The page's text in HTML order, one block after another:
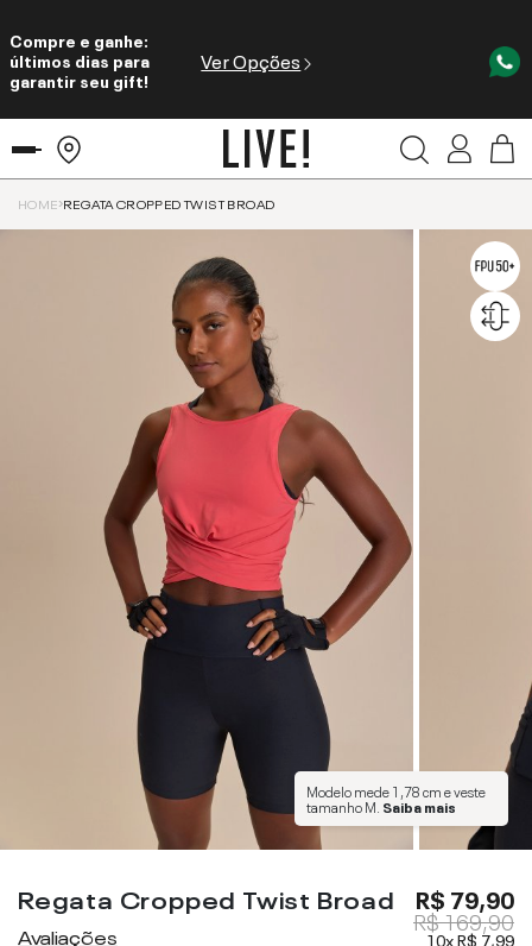
Compre e ganhe:
últimos dias para
garantir seu gift!
Ver Opções
HOME REGATA CROPPED TWIST BROAD
Modelo mede1,78 cme veste
tamanhoM Saiba mais
Regata Cropped Twist Broad
Avaliações
R$ 79,90
R$ 169,90
10xR$ 7,99